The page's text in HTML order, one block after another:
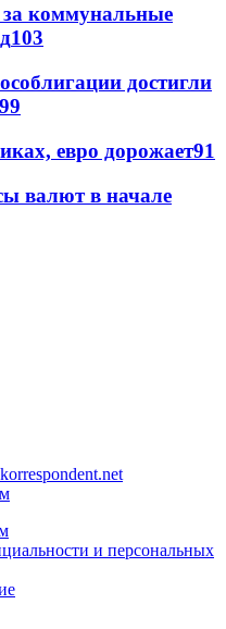
за коммунальные
103
достигли
99
евро дорожает91
валют в начале
и персональных